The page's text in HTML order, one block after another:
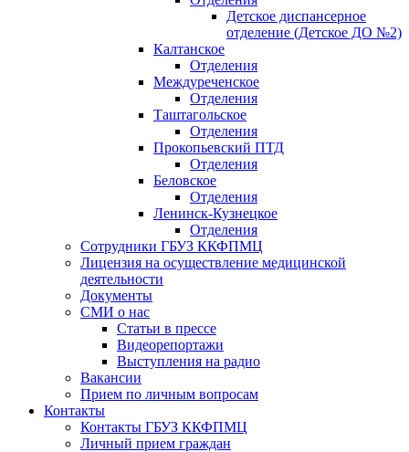
Детское диспансерное
отделение (Детское ДО №2)
Калтанское
Отделения
Междуреченское
Отделения
Таштагольское
Отделения
Прокопьевский ПТД
Отделения
Беловское
Отделения
Ленинск-Кузнецкое
Отделения
Сотрудники ГБУЗ ККФПМЦ
Лицензия на осуществление медицинской
деятельности
Документы
СМИ о нас
Статьи в прессе
Видеорепортажи
Выступления на радио
Вакансии
Прием по личным вопросам
Контакты
Контакты ГБУЗ ККФПМЦ
Личный прием граждан